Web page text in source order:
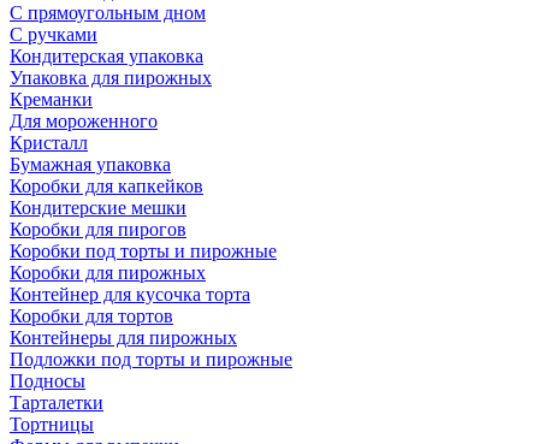
С прямоугольным дном
С ручками
Кондитерская упаковка
Упаковка для пирожных
Креманки
Для мороженного
Кристалл
Бумажная упаковка
Коробки для капкейков
Кондитерские мешки
Коробки для пирогов
Коробки под торты и пирожные
Коробки для пирожных
Контейнер для кусочка торта
Коробки для тортов
Контейнеры для пирожных
Подложки под торты и пирожные
Подносы
Тарталетки
Тортницы